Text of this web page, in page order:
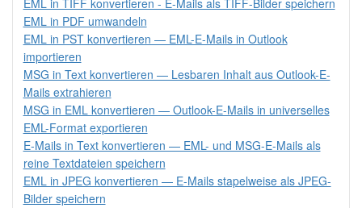
EML in TIFF konvertieren - E-Mails als TIFF-Bilder speichern
EML in PDF umwandeln
EML in PST konvertieren — EML-E-Mails in Outlook
importieren
MSG in Text konvertieren — Lesbaren Inhalt aus Outlook-E-
Mails extrahieren
MSG in EML konvertieren — Outlook-E-Mails in universelles
EML-Format exportieren
E-Mails in Text konvertieren — EML- und MSG-E-Mails als
reine Textdateien speichern
EML in JPEG konvertieren — E-Mails stapelweise als JPEG-
Bilder speichern